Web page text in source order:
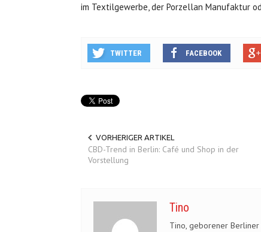
im Textilgewerbe, der Porzellan Manufaktur
TWITTER FACEBOOK
VORHERIGER ARTIKEL
CBD-Trend in Berlin: Café und Shop in der
Vorstellung
Tino
Tino, geborener Berliner